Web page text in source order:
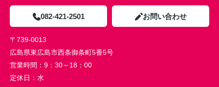
082-421-2501 お問い合わせ
〒739-0013
広島県東広島市西条御条町5番5号
営業時間： 9：30～18：00
定休日： 水